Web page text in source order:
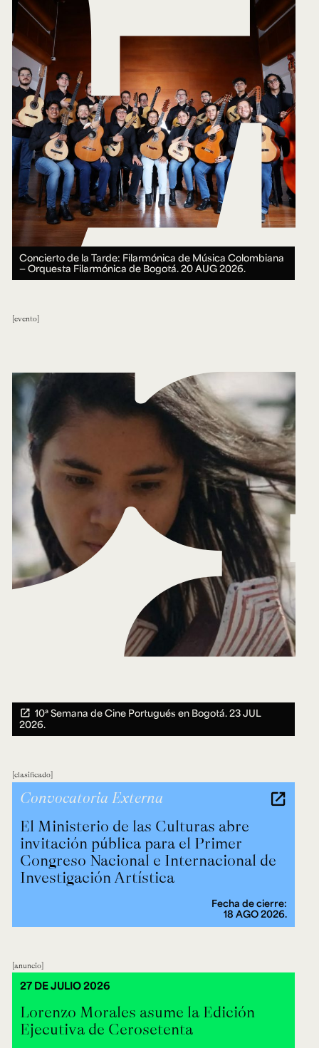
Concierto de la Tarde: Filarmónica de Música Colombiana
— Orquesta Filarmónica de Bogotá.20 AUG 2026.
evento
10ª Semana de Cine Portugués en Bogotá.23 JUL
2026.
clasificado
El Ministerio de las Culturas abre
invitación pública para el Primer
Congreso Nacional e Internacional de
Investigación Artística
Convocatoria Externa
Fecha de cierre:
18 AGO 2026.
anuncio
Lorenzo Morales asume la Edición
Ejecutiva de Cerosetenta
27 DE JULIO 2026